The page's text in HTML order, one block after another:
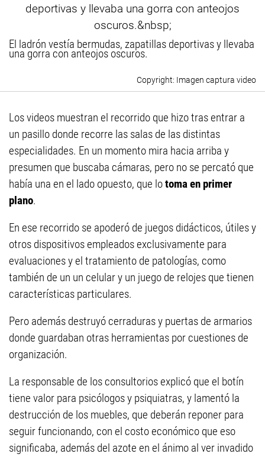
El ladrón vestía bermudas, zapatillas deportivas y llevaba
una gorra con anteojos oscuros.
Imagen captura video
Los videos muestran el recorrido que hizo tras entrar a
un pasillo donde recorre las salas de las distintas
especialidades. En un momento mira hacia arriba y
presumen que buscaba cámaras, pero no se percató que
había una en el lado opuesto, que lotoma en primer
plano.
En ese recorrido se apoderó de juegos didácticos, útiles y
otros dispositivos empleados exclusivamente para
evaluaciones y el tratamiento de patologías, como
también de un un celular y un juego de relojes que tienen
características particulares.
Pero además destruyó cerraduras y puertas de armarios
donde guardaban otras herramientas por cuestiones de
organización.
La responsable de los consultorios explicó que el botín
tiene valor para psicólogos y psiquiatras, y lamentó la
destrucción de los muebles, que deberán reponer para
seguir funcionando, con el costo económico que eso
significaba, además del azote en el ánimo al ver invadido